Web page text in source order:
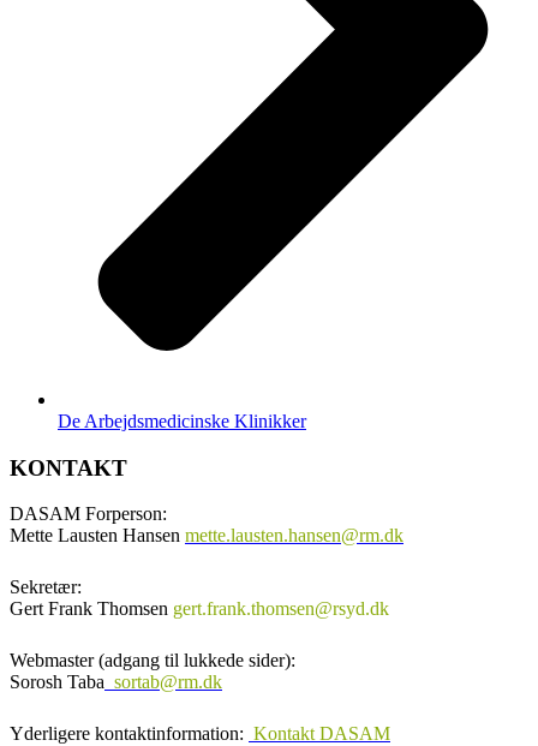
De Arbejdsmedicinske Klinikker
KONTAKT
DASAM Forperson:
Mette Lausten Hansen mette.lausten.hansen@rm.dk
Sekretær:
Gert Frank Thomsen gert.frank.thomsen@rsyd.dk
Webmaster (adgang til lukkede sider):
Sorosh Taba sortab@rm.dk
Yderligere kontaktinformation: Kontakt DASAM